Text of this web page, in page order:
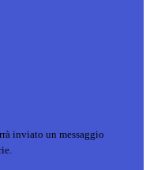
inviato un messaggio